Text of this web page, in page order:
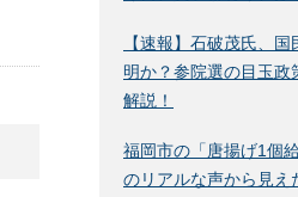
【速報】石破茂氏、
明か？参院選の目玉
解説！
福岡市の「唐揚げ1個
のリアルな声から見え